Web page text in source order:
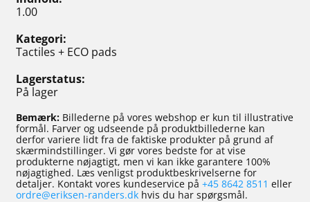
1.00
Kategori
Tactiles + ECO pads
Lagerstatus
På lager
Bemærk: Billederne på vores webshop er kun til illustrative
formål. Farver og udseende på produktbillederne kan
derfor variere lidt fra de faktiske produkter på grund af
skærmindstillinger. Vi gør vores bedste for at vise
produkterne nøjagtigt, men vi kan ikke garantere 100%
nøjagtighed. Læs venligst produktbeskrivelserne for
detaljer. Kontakt vores kundeservice på +45 8642 8511 eller
ordre@eriksen-randers.dk hvis du har spørgsmål.